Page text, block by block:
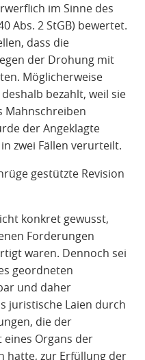
im Sinne des
Abs. 2 StGB) bewertet.
dass die
der Drohung mit
Möglicherweise
bezahlt, weil sie
Mahnschreiben
der Angeklagte
zwei Fällen verurteilt.
gestützte Revision
konkret gewusst,
Forderungen
waren. Dennoch sei
geordneten
und daher
juristische Laien durch
die der
Organs der
hatte, zur Erfüllung der